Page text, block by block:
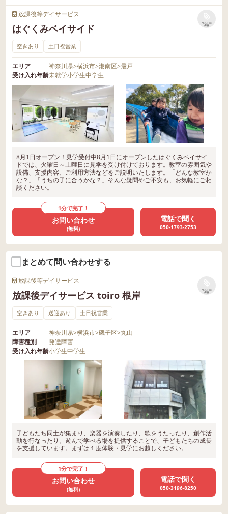
放課後等デイサービス
はぐくみベイサイド
リストに
保存
空きあり 土日祝営業
エリア 神奈川県>横浜市>港南区>最戸
受け入れ年齢未就学小学生中学生
8月1日オープン！見学受付中8月1日にオープンしたはぐくみベイサイ
ドでは、火曜日～土曜日に見学を受け付けております。教室の雰囲気や
設備、支援内容、ご利用方法などをご説明いたします。「どんな教室か
な？」「うちの子に合うかな？」そんな疑問やご不安も、お気軽にご相
談ください。
1分で完了！
お問い合わせ
(無料)
電話で聞く
050-1793-2753
まとめて問い合わせする
放課後等デイサービス
放課後デイサービス toiro 根岸
リストに
保存
空きあり 送迎あり 土日祝営業
エリア 神奈川県>横浜市>磯子区>丸山
障害種別
発達障害
受け入れ年齢小学生中学生
子どもたち同士が集まり、楽器を演奏したり、歌をうたったり、創作活
動を行なったり。遊んで学べる場を提供することで、子どもたちの成長
を支援しています。まずは１度体験・見学にお越しください。
1分で完了！
お問い合わせ
(無料)
電話で聞く
050-3196-8250